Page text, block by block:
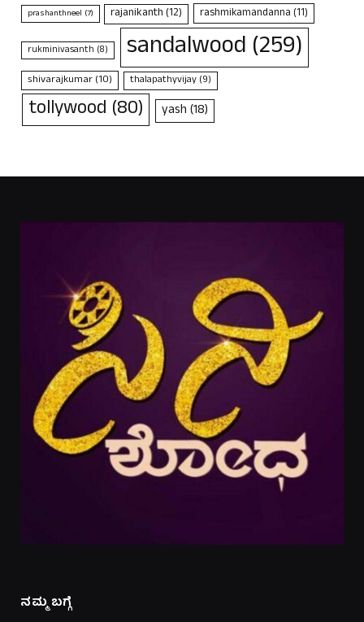
prashanthneel (7) rajanikanth(12) rashmikamandanna(11)
rukminivasanth (8) sandalwood (259)
shivarajkumar(10) thalapathyvijay(9)
tollywood (80) yash(18)
ನಮ್ಮ ಬಗ್ಗೆ